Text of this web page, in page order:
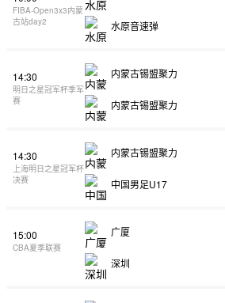
FIBA-Open3x3内蒙
古站day2
水原音速弹
14:30
明日之星冠军杯季军
赛
内蒙古锡盟聚力
内蒙古锡盟聚力
14:30
上海明日之星冠军杯
决赛
内蒙古锡盟聚力
中国男足U17
15:00
CBA夏季联赛
广厦
深圳